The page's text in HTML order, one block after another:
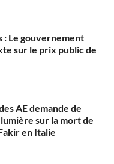
: Le gouvernement
sur le prix public de
AE demande de
sur la mort de
en Italie